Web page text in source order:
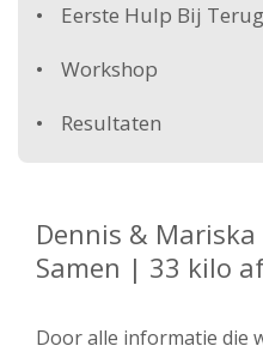
Eerste Hulp Bij
Workshop
Resultaten
Dennis &
Samen | 33 kilo
Door alle informatie die